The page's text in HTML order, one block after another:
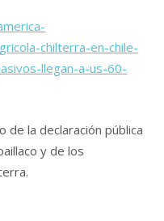
chilterra-en-chile-
llegan-a-us-60-
de la declaración pública
y de los